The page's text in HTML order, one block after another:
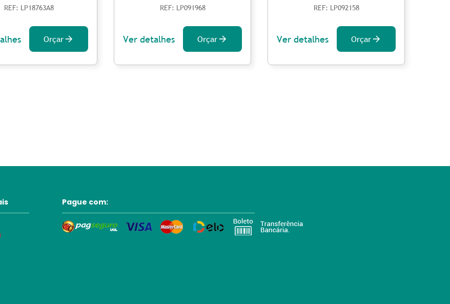
REF: LP18763A8
Orçar
REF: LP091968
Ver detalhes Orçar
REF: LP092158
Ver detalhes Orçar
Pague com: